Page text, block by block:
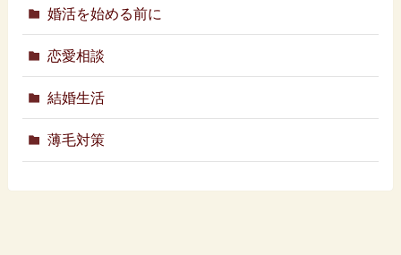
婚活を始める前に
恋愛相談
結婚生活
薄毛対策